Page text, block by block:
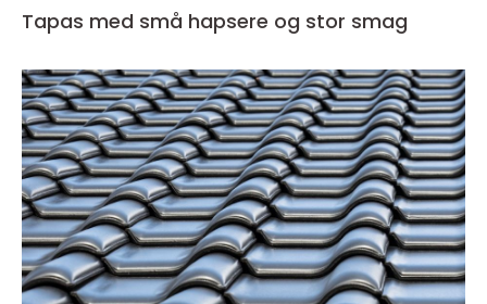
Tapas med små hapsere og stor smag